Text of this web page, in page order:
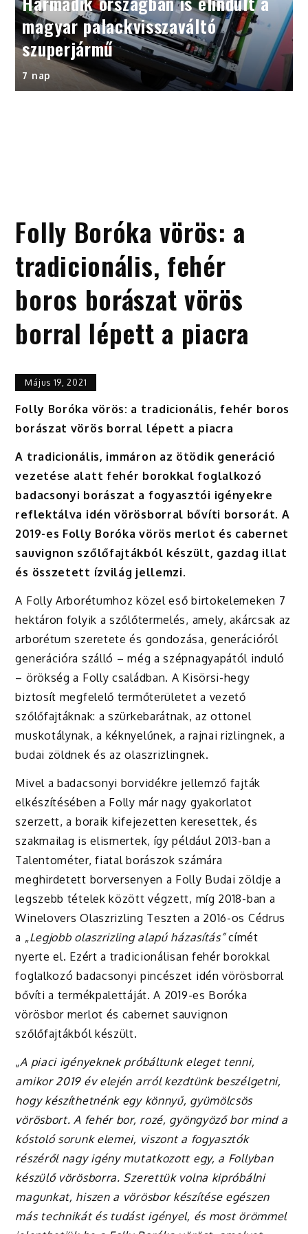
magyar palackvisszaváltó
szuperjármű
7 nap
Folly Boróka vörös: a
tradicionális, fehér
boros borászat vörös
borral lépett a piacra
Május 19, 2021
Folly Boróka vörös: a tradicionális, fehér boros
borászat vörös borral lépett a piacra
A tradicionális, immáron az ötödik generáció
vezetése alatt fehér borokkal foglalkozó
badacsonyi borászat a fogyasztói igényekre
reflektálva idén vörösborral bővíti borsorát. A
2019-es Folly Boróka vörös merlot és cabernet
sauvignon szőlőfajtákból készült, gazdag illat
és összetett ízvilág jellemzi.
A Folly Arborétumhoz közel eső birtokelemeken 7
hektáron folyik a szőlőtermelés, amely, akárcsak az
arborétum szeretete és gondozása, generációról
generációra szálló – még a szépnagyapától induló
– örökség a Folly családban. A Kisörsi-hegy
biztosít megfelelő termőterületet a vezető
szőlőfajtáknak: a szürkebarátnak, az ottonel
muskotálynak, a kéknyelűnek, a rajnai rizlingnek, a
budai zöldnek és az olaszrizlingnek.
Mivel a badacsonyi borvidékre jellemző fajták
elkészítésében a Folly már nagy gyakorlatot
szerzett, a boraik kifejezetten keresettek, és
szakmailag is elismertek, így például 2013-ban a
Talentométer, fiatal borászok számára
meghirdetett borversenyen a Folly Budai zöldje a
legszebb tételek között végzett, míg 2018-ban a
Winelovers Olaszrizling Teszten a 2016-os Cédrus
a „Legjobb olaszrizling alapú házasítás”címét
nyerte el. Ezért a tradicionálisan fehér borokkal
foglalkozó badacsonyi pincészet idén vörösborral
bővíti a termékpalettáját. A 2019-es Boróka
vörösbor merlot és cabernet sauvignon
szőlőfajtákból készült.
„A piaci igényeknek próbáltunk eleget tenni,
amikor 2019 év elején arról kezdtünk beszélgetni,
hogy készíthetnénk egy könnyű, gyümölcsös
vörösbort. A fehér bor, rozé, gyöngyöző bor mind a
kóstoló sorunk elemei, viszont a fogyasztók
részéről nagy igény mutatkozott egy, a Follyban
készülő vörösborra. Szerettük volna kipróbálni
magunkat, hiszen a vörösbor készítése egészen
más technikát és tudást igényel, és most örömmel